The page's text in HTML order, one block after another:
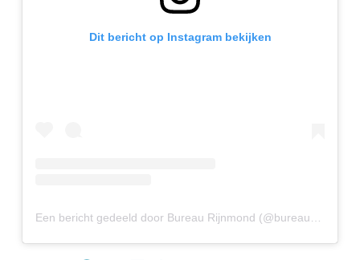
Dit bericht op Instagram bekijken